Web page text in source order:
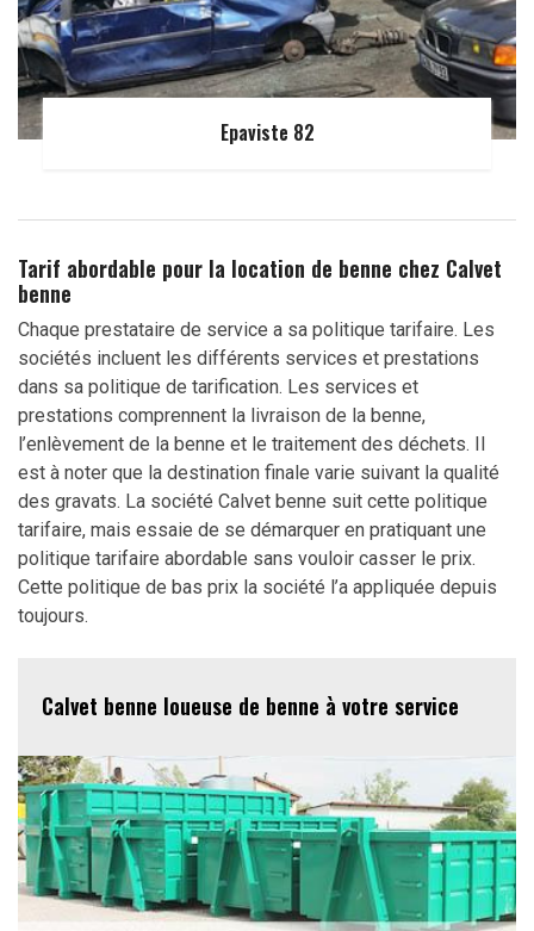
Epaviste 82
Tarif abordable pour la location de benne chez Calvet
benne
Chaque prestataire de service a sa politique tarifaire. Les
sociétés incluent les différents services et prestations
dans sa politique de tarification. Les services et
prestations comprennent la livraison de la benne,
l’enlèvement de la benne et le traitement des déchets. Il
est à noter que la destination finale varie suivant la qualité
des gravats. La société Calvet benne suit cette politique
tarifaire, mais essaie de se démarquer en pratiquant une
politique tarifaire abordable sans vouloir casser le prix.
Cette politique de bas prix la société l’a appliquée depuis
toujours.
Calvet benne loueuse de benne à votre service